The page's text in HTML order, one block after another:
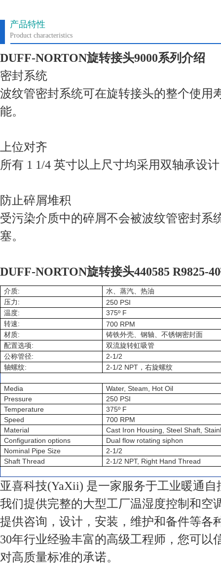
产品特性
Product characteristics
DUFF-NORTON旋转接头9000系列介绍
密封系统
波纹管密封系统可在旋转接头的整个使用
能。
上位对齐
所有 1 1/4 英寸以上尺寸均采用双轴承设
防止碎屑堆积
受污染介质中的碎屑不会被波纹管密封系
塞。
DUFF-NORTON旋转接头440585 R9825-
介质:
水、蒸汽、热油
压力 : 250 PSI
温度: 375º F
转速: 700 RPM
材质:
铸铁外壳、钢轴、不锈钢密封面
配置选项:
双流旋转虹吸管
公称管径: 2-1/2
轴螺纹: 2-1/2 NPT ，右旋螺纹
Media
Water, Steam, Hot Oil
Pressure
250 PSI
Temperature
375º F
Speed
700 RPM
Material
Cast Iron Housing, Steel Shaft,
Configuration options
Dual flow rotating siphon
Nominal Pipe Size
2-1/2
Shaft Thread
2-1/2 NPT, Right Hand Thread
亚喜科技(YaXii) 是一家服务于工业暖通自
我们提供完整的大型工厂温湿度控制和空
提供咨询，设计，安装，维护和备件等各
30年行业经验丰富的高级工程师，您可以
对高质量标准的承诺。